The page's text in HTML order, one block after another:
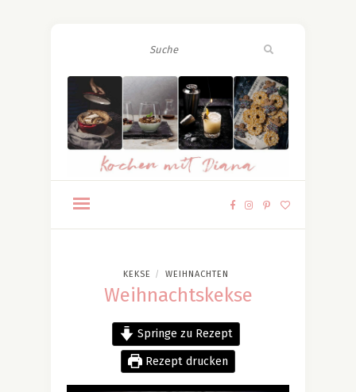
KEKSE / WEIHNACHTEN
Weihnachtskekse
Springe zu Rezept
Rezept drucken